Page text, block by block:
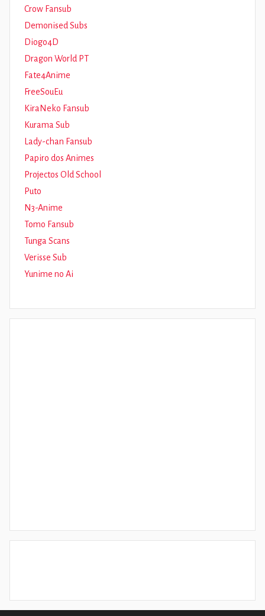
Crow Fansub
Demonised Subs
Diogo4D
Dragon World PT
Fate4Anime
FreeSouEu
KiraNeko Fansub
Kurama Sub
Lady-chan Fansub
Papiro dos Animes
Projectos Old School
Puto
N3-Anime
Tomo Fansub
Tunga Scans
Verisse Sub
Yunime no Ai